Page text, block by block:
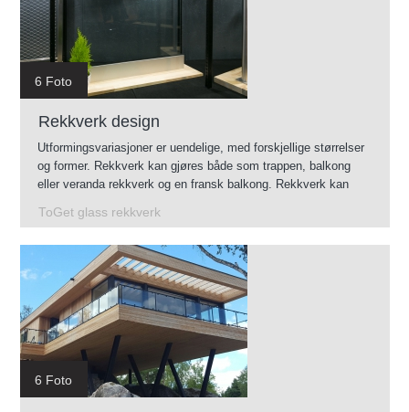
6 Foto
Rekkverk design
Utformingsvariasjoner er uendelige, med forskjellige størrelser
og former. Rekkverk kan gjøres både som trappen, balkong
eller veranda rekkverk og en fransk balkong. Rekkverk kan
ToGet glass rekkverk
6 Foto